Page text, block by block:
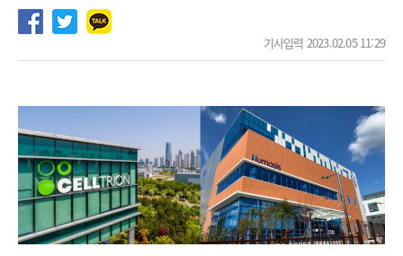
기사입력 2023.02.05 11:29